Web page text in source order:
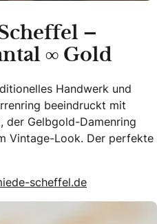
–
∞ Gold
Handwerk und
beeindruckt mit
der Gelbgold-Damenring
Vintage-Look. Der perfekte
scheffel.de